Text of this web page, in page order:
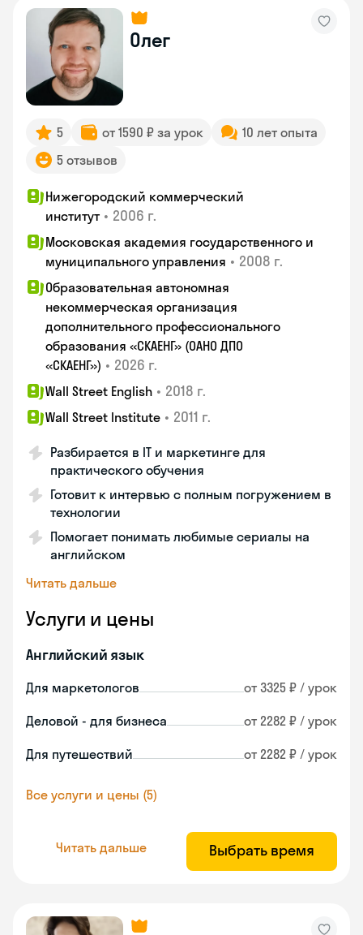
Олег
5 от 1590 ₽ за урок
10 лет опыта
5 отзывов
Нижегородский коммерческий
институт • 2006 г.
Московская академия государственного и
муниципального управления • 2008 г.
Образовательная автономная
некоммерческая организация
дополнительного профессионального
образования «СКАЕНГ» (ОАНО ДПО
«СКАЕНГ») • 2026 г.
Wall Street English • 2018 г.
Wall Street Institute • 2011 г.
Разбирается в IT и маркетинге для
практического обучения
Готовит к интервью с полным погружением в
технологии
Помогает понимать любимые сериалы на
английском
Читать дальше
Услуги и цены
Английский язык
Для маркетологов от 3325 ₽ / урок
Деловой - для бизнеса от 2282 ₽ / урок
Для путешествий от 2282 ₽ / урок
Все услуги и цены (5)
Читать дальше Выбрать время